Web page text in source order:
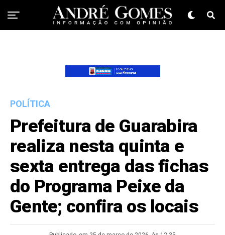
POLÍTICA
Prefeitura de Guarabira
realiza nesta quinta e
sexta entrega das fichas
do Programa Peixe da
Gente; confira os locais